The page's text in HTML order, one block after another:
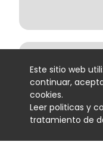
Este sitio web
continuar,
cookies.
Leer politicas y
tratamiento de